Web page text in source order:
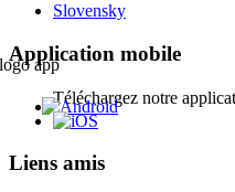
Slovensky
Application mobile
Téléchargez notre
Liens amis